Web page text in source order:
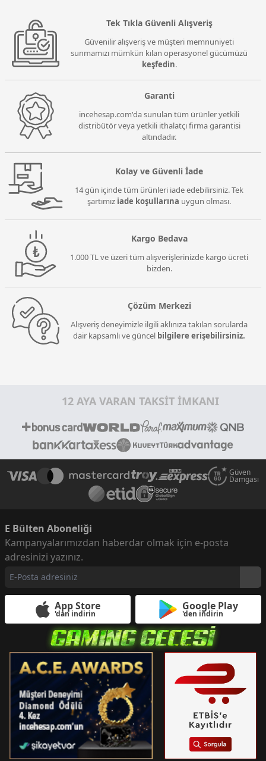
Tek Tıkla Güvenli Alışveriş
Güvenilir alışveriş ve müşteri memnuniyeti
sunmamızı mümkün kılan operasyonel gücümüzü
keşfedin.
Garanti
incehesap.com'da sunulan tüm ürünler yetkili
distribütör veya yetkili ithalatçı firma garantisi
altındadır.
Kolay ve Güvenli İade
14 gün içinde tüm ürünleri iade edebilirsiniz. Tek
şartımız iade koşullarına uygun olması.
Kargo Bedava
1.000 TL ve üzeri tüm alışverişlerinizde kargo ücreti
bizden.
Çözüm Merkezi
Alışveriş deneyimizle ilgili aklınıza takılan sorularda
dair kapsamlı ve güncel bilgilere erişebilirsiniz.
12 AYA VARAN TAKSİT İMKANI
Güven
Damgası
E Bülten Aboneliği
Kampanyalarımızdan haberdar olmak için e-posta
adresinizi yazınız.
App Store
'dan indirin
Google Play
'den indirin